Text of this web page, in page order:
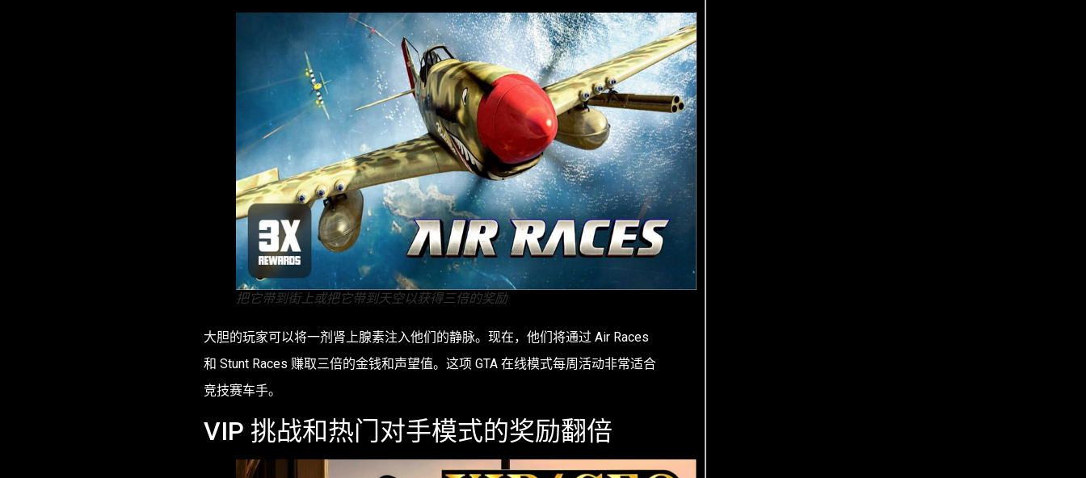
把它带到街上或把它带到天空以获得三倍的奖励
大胆的玩家可以将一剂肾上腺素注入他们的静脉。现在，他们将通过 Air Races
和 Stunt Races 赚取三倍的金钱和声望值。这项 GTA 在线模式每周活动非常适合
竞技赛车手。
VIP 挑战和热门对手模式的奖励翻倍